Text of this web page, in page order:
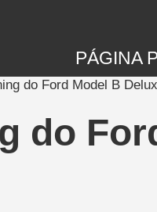
PÁGINA
do Ford Model B
do